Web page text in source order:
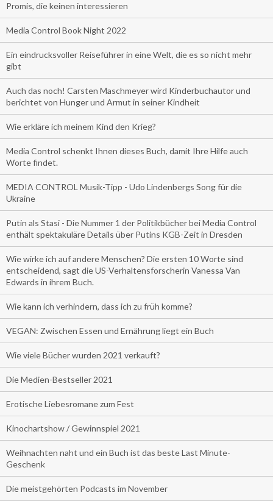
Promis, die keinen interessieren
Media Control Book Night 2022
Ein eindrucksvoller Reiseführer in eine Welt, die es so nicht mehr
gibt
Auch das noch! Carsten Maschmeyer wird Kinderbuchautor und
berichtet von Hunger und Armut in seiner Kindheit
Wie erkläre ich meinem Kind den Krieg?
Media Control schenkt Ihnen dieses Buch, damit Ihre Hilfe auch
Worte findet.
MEDIA CONTROL Musik-Tipp - Udo Lindenbergs Song für die
Ukraine
Putin als Stasi - Die Nummer 1 der Politikbücher bei Media Control
enthält spektakuläre Details über Putins KGB-Zeit in Dresden
Wie wirke ich auf andere Menschen? Die ersten 10 Worte sind
entscheidend, sagt die US-Verhaltensforscherin Vanessa Van
Edwards in ihrem Buch.
Wie kann ich verhindern, dass ich zu früh komme?
VEGAN: Zwischen Essen und Ernährung liegt ein Buch
Wie viele Bücher wurden 2021 verkauft?
Die Medien-Bestseller 2021
Erotische Liebesromane zum Fest
Kinochartshow / Gewinnspiel 2021
Weihnachten naht und ein Buch ist das beste Last Minute-
Geschenk
Die meistgehörten Podcasts im November